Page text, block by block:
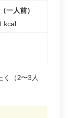
一人前）
kcal
く（2〜3人